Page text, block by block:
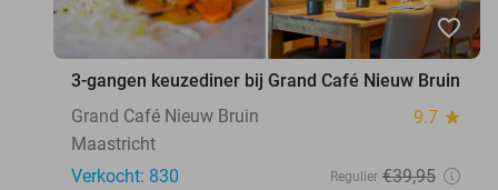
favorite_border
3-gangen keuzediner bij Grand Café Nieuw Bruin
Grand Café Nieuw Bruin
9.7 star
Maastricht
Verkocht: 830
Regulier €39,95